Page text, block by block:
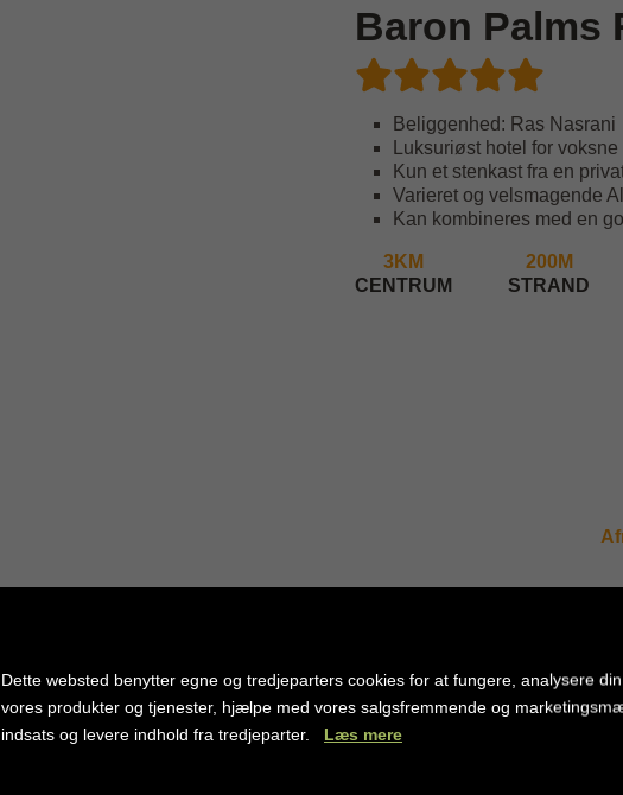
Baron Palms
Beliggenhed: Ras Nasrani
Luksuriøst hotel for
Kun et stenkast fra en
Varieret og velsmagende
Kan kombineres med en
3KM
CENTRUM
200M
STRAND
Egypten - Sharm el Sheikh
Pickalbatros
Dette websted benytter egne og tredjeparters cookies for at fungere, analysere
vores produkter og tjenester, hjælpe med vores salgsfremmende og
indsats og levere indhold fra tredjeparter. Læs mere